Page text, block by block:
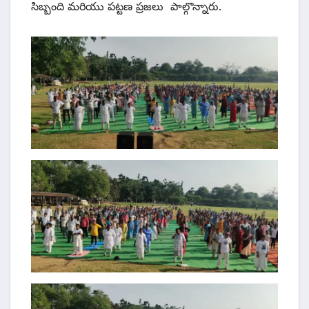
సిబ్బంది మరియు పట్టణ ప్రజలు పాల్గొన్నారు.